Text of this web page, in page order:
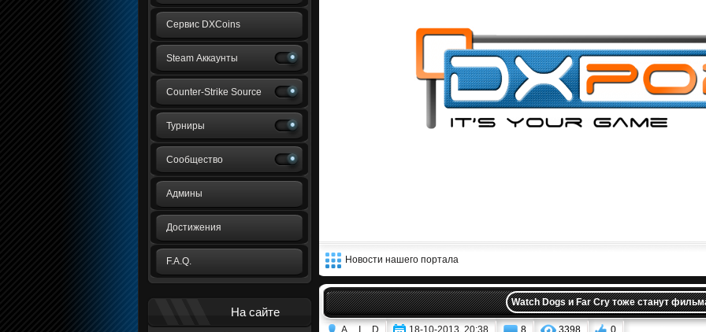
Сервис DXCoins
Steam Аккаунты
Counter-Strike Source
Турниры
Сообщество
Админы
Достижения
F.A.Q.
На сайте
Новости нашего портала
Watch Dogs и Far Cry тоже станут
A__I__D 18-10-2013, 20:38 8 3398 0